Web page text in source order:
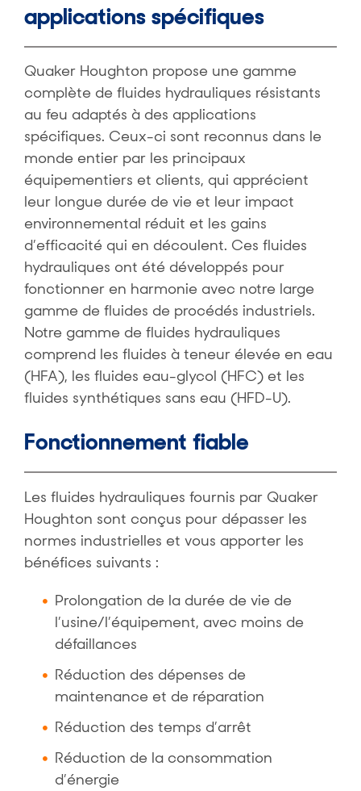
applications spécifiques
Quaker Houghton propose une gamme
complète de fluides hydrauliques résistants
au feu adaptés à des applications
spécifiques. Ceux-ci sont reconnus dans le
monde entier par les principaux
équipementiers et clients, qui apprécient
leur longue durée de vie et leur impact
environnemental réduit et les gains
d’efficacité qui en découlent. Ces fluides
hydrauliques ont été développés pour
fonctionner en harmonie avec notre large
gamme de fluides de procédés industriels.
Notre gamme de fluides hydrauliques
comprend les fluides à teneur élevée en eau
(HFA), les fluides eau-glycol (HFC) et les
fluides synthétiques sans eau (HFD-U).
Fonctionnement fiable
Les fluides hydrauliques fournis par Quaker
Houghton sont conçus pour dépasser les
normes industrielles et vous apporter les
bénéfices suivants :
Prolongation de la durée de vie de
l’usine/l’équipement, avec moins de
défaillances
Réduction des dépenses de
maintenance et de réparation
Réduction des temps d’arrêt
Réduction de la consommation
d’énergie